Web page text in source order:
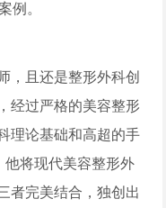
例。
，且还是整形外科创
经过严格的美容整形
理论基础和高超的手
他将现代美容整形外
者完美结合，独创出